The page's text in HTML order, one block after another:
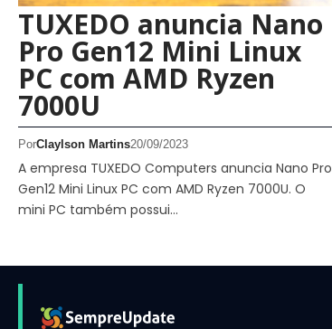
TUXEDO anuncia Nano
Pro Gen12 Mini Linux
PC com AMD Ryzen
7000U
PorClaylson Martins20/09/2023
A empresa TUXEDO Computers anuncia Nano Pro
Gen12 Mini Linux PC com AMD Ryzen 7000U. O
mini PC também possui…